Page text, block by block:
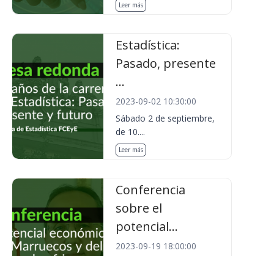
Leer más
Estadística:
Pasado, presente
...
2023-09-02 10:30:00
Sábado 2 de septiembre,
de 10....
Leer más
Conferencia
sobre el
potencial...
2023-09-19 18:00:00